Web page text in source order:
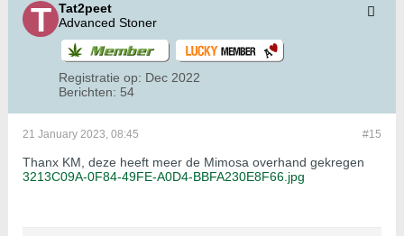
Tat2peet
Advanced Stoner
Registratie op: Dec 2022
Berichten: 54
#15
21 January 2023, 08:45
Thanx KM, deze heeft meer de Mimosa overhand gekregen
3213C09A-0F84-49FE-A0D4-BBFA230E8F66.jpg